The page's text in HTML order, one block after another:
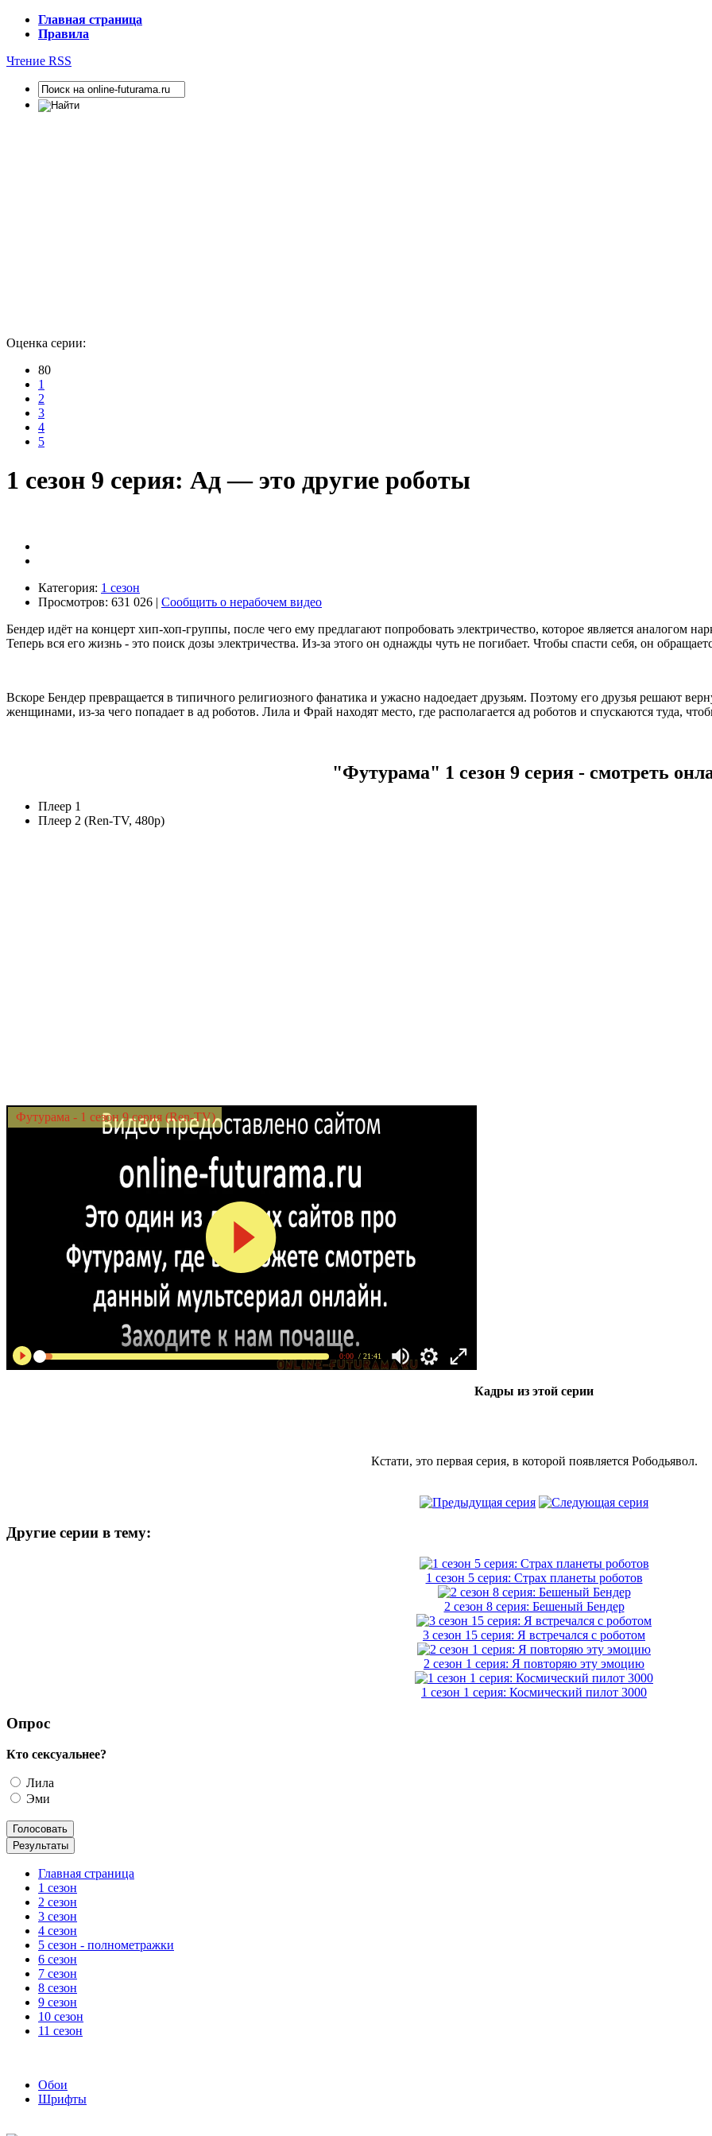
Главная страница
Правила
Чтение RSS
Оценка серии:
80
1
2
3
4
5
1 сезон 9 серия: Ад — это другие роботы
Категория: 1 сезон
Просмотров: 631 026 | Сообщить о нерабочем видео
Бендер идёт на концерт хип-хоп-группы, после чего ему предлагают попробовать электричество, которое является аналогом
Теперь вся его жизнь - это поиск дозы электричества. Из-за этого он однажды чуть не погибает. Чтобы спасти себя, он
Вскоре Бендер превращается в типичного религиозного фанатика и ужасно надоедает друзьям. Поэтому его друзья решают
женщинами, из-за чего попадает в ад роботов. Лила и Фрай находят место, где располагается ад роботов и спускаются туда,
"Футурама" 1 сезон 9 серия - смотреть
Плеер 1
Плеер 2 (Ren-TV, 480p)
Футурама - 1 сезон 9 серия (Ren-TV)
0:00 / 21:41
Кадры из этой серии
Кстати, это первая серия, в которой появляется Рободьявол.
Другие серии в тему:
1 сезон 5 серия: Страх планеты роботов
2 сезон 8 серия: Бешеный Бендер
3 сезон 15 серия: Я встречался с роботом
2 сезон 1 серия: Я повторяю эту эмоцию
1 сезон 1 серия: Космический пилот 3000
Опрос
Кто сексуальнее?
Лила
Эми
Главная страница
1 сезон
2 сезон
3 сезон
4 сезон
5 сезон - полнометражки
6 сезон
7 сезон
8 сезон
9 сезон
10 сезон
11 сезон
Обои
Шрифты